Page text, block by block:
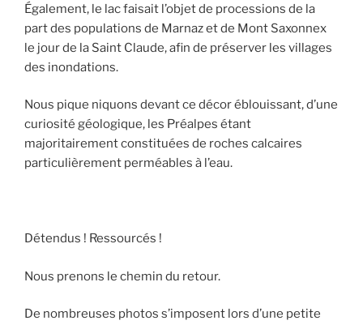
Également, le lac faisait l’objet de processions de la
part des populations de Marnaz et de Mont Saxonnex
le jour de la Saint Claude, afin de préserver les villages
des inondations.
Nous pique niquons devant ce décor éblouissant, d’une
curiosité géologique, les Préalpes étant
majoritairement constituées de roches calcaires
particulièrement perméables à l’eau.
Détendus ! Ressourcés !
Nous prenons le chemin du retour.
De nombreuses photos s’imposent lors d’une petite